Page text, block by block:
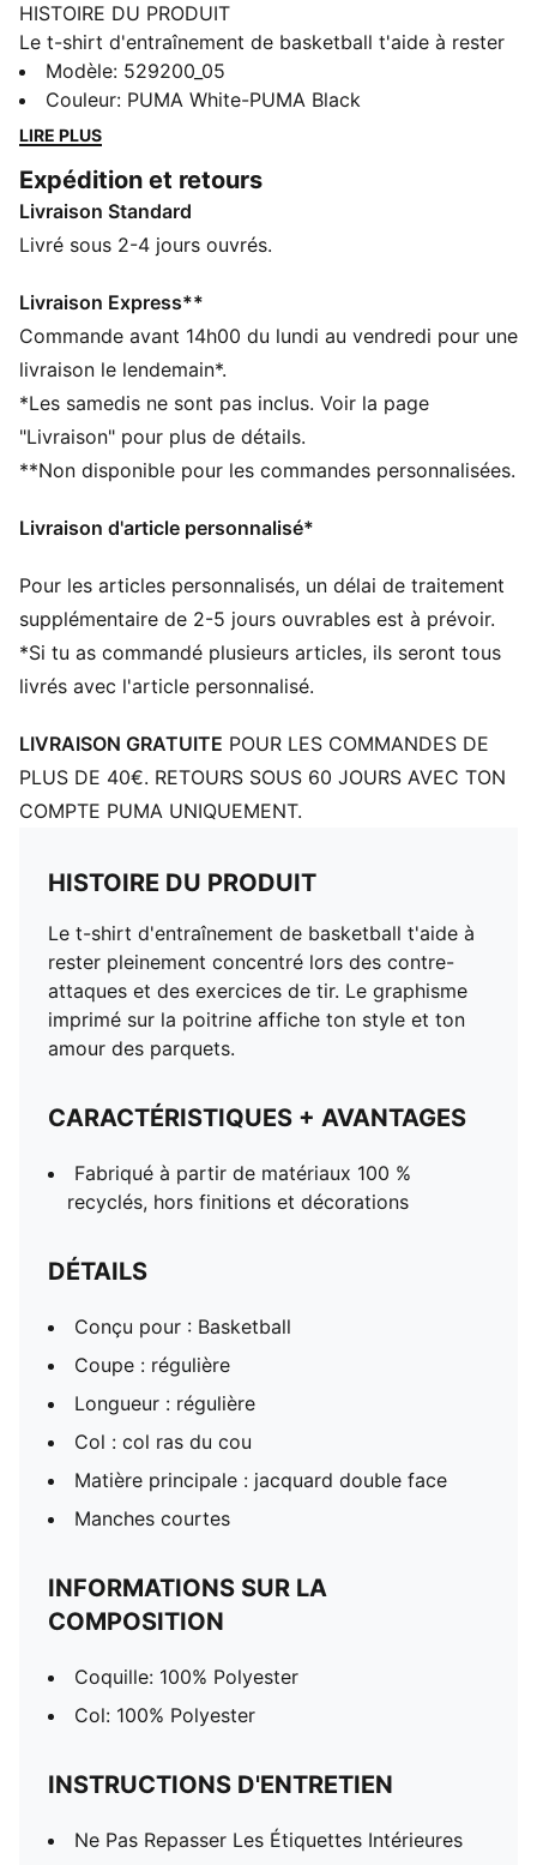
HISTOIRE DU PRODUIT
Le t-shirt d'entraînement de basketball t'aide à rester
pleinement concentré lors des contre-attaques et des
exercices de tir. Le graphisme imprimé sur la poitrine
affiche ton style et ton amour des parquets.
Fabriqué à partir de matériaux 100 % recyclés, hors
finitions et décorations
DÉTAILS
Coupe : régulière
Longueur : régulière
Col : col ras du cou
Manches courtes
Modèle: 529200_05
Couleur: PUMA White-PUMA Black
LIRE PLUS
Expédition et retours
Livraison Standard
Livré sous 2-4 jours ouvrés.
Livraison Express**
Commande avant 14h00 du lundi au vendredi pour une
livraison le lendemain*.
*Les samedis ne sont pas inclus. Voir la page
"Livraison" pour plus de détails.
**Non disponible pour les commandes personnalisées.
Livraison d'article personnalisé*
Pour les articles personnalisés, un délai de traitement
supplémentaire de 2-5 jours ouvrables est à prévoir.
*Si tu as commandé plusieurs articles, ils seront tous
livrés avec l'article personnalisé.
LIVRAISON GRATUITE POUR LES COMMANDES DE
PLUS DE 40€. RETOURS SOUS 60 JOURS AVEC TON
COMPTE PUMA UNIQUEMENT.
HISTOIRE DU PRODUIT
Le t-shirt d'entraînement de basketball t'aide à
rester pleinement concentré lors des contre-
attaques et des exercices de tir. Le graphisme
imprimé sur la poitrine affiche ton style et ton
amour des parquets.
CARACTÉRISTIQUES + AVANTAGES
Fabriqué à partir de matériaux 100 %
recyclés, hors finitions et décorations
DÉTAILS
Conçu pour : Basketball
Coupe : régulière
Longueur : régulière
Col : col ras du cou
Matière principale : jacquard double face
Manches courtes
INFORMATIONS SUR LA
COMPOSITION
Coquille: 100% Polyester
Col: 100% Polyester
INSTRUCTIONS D'ENTRETIEN
Ne Pas Repasser Les Étiquettes Intérieures